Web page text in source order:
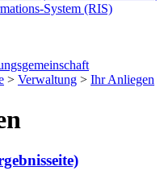
System (RIS)
> Verwaltung > Ihr Anliegen